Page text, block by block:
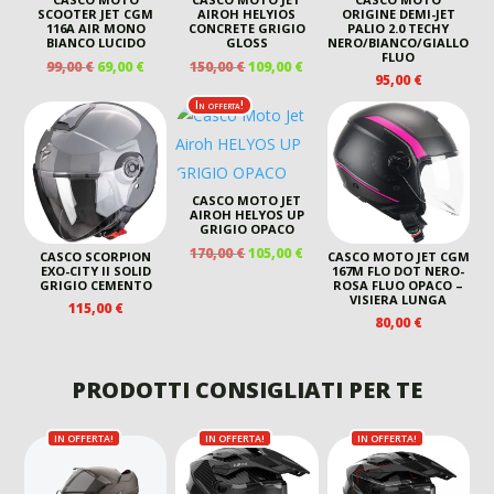
SCOOTER JET CGM
116A AIR MONO
BIANCO LUCIDO
99,00€ IL
ORIGINALE
ERA:
99,00 €.
69,00€IL
ATTUALE
È:
69,00 €.
AIROH HELYIOS
CONCRETE GRIGIO
GLOSS
150,00€IL
ORIGINALE
ERA:
150,00 €.
109,00€IL
ATTUALE
È:
109,00 €.
ORIGINE DEMI-JET
PALIO 2.0 TECHY
NERO/BIANCO/GIALLO
FLUO
95,00€
CASCO SCORPION
EXO-CITY II SOLID
GRIGIO CEMENTO
115,00€
In offerta!
CASCO MOTO JET
AIROH HELYOS UP
GRIGIO OPACO
170,00€IL
105,00€IL
PREZZO
ATTUALE
CASCO MOTO JET CGM
167M FLO DOT NERO-
ROSA FLUO OPACO –
VISIERA LUNGA
80,00€
PRODOTTI CONSIGLIATI PER TE
IN OFFERTA! IN OFFERTA! IN OFFERTA!